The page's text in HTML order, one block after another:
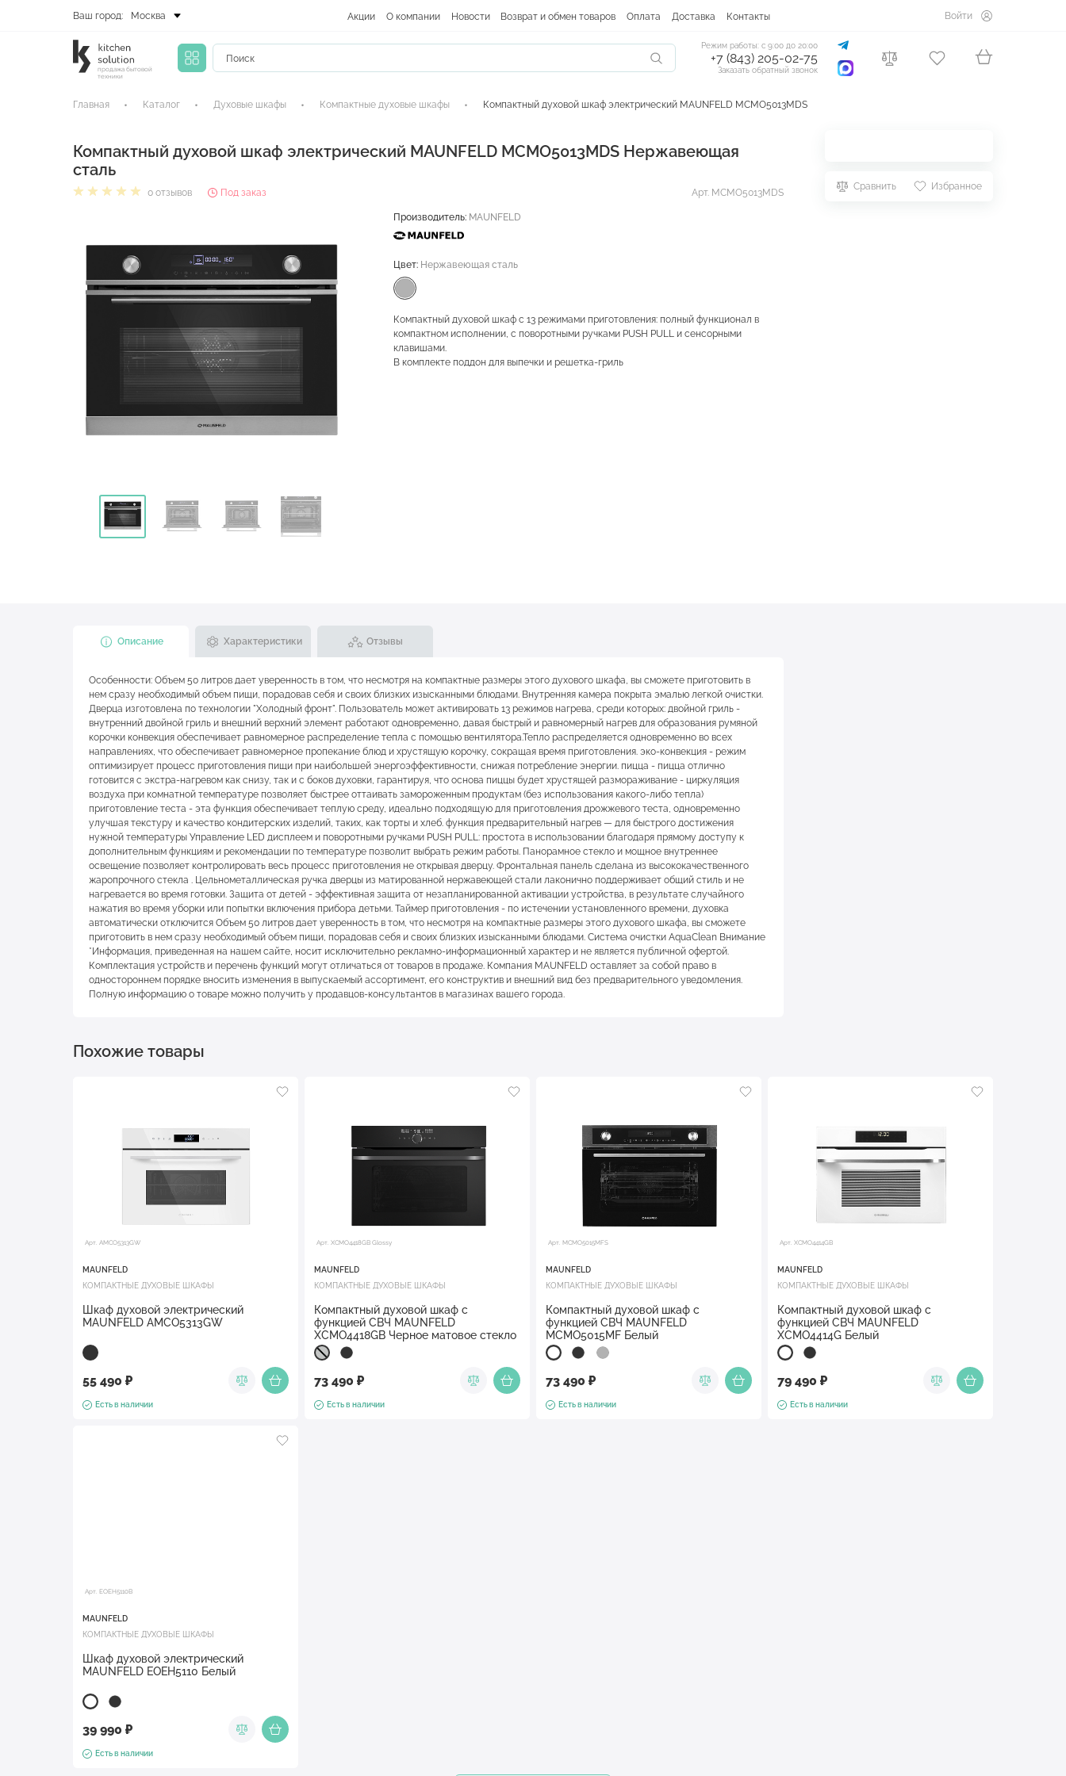
Ваш город: Москва Акции О компании Новости Возврат и обмен товаров Оплата Доставка Контакты Войти
продажа бытовой
техники
Режим работы: с 9:00 до 20:00
+7 (843) 205-02-75
Заказать обратный звонок
Главная Каталог Духовые шкафы Компактные духовые шкафы Компактный духовой шкаф электрический MAUNFELD MCMO5013MDS
Компактный духовой шкаф электрический MAUNFELD MCMO5013MDS Нержавеющая
сталь
0 отзывов Под заказ Арт. MCMO5013MDS
Сравнить Избранное
Производитель: MAUNFELD
Цвет: Нержавеющая сталь
Компактный духовой шкаф с 13 режимами приготовления: полный функционал в
компактном исполнении, с поворотными ручками PUSH PULL и сенсорными
клавишами.
В комплекте поддон для выпечки и решетка-гриль
Описание Характеристики Отзывы
Особенности: Объем 50 литров дает уверенность в том, что несмотря на компактные размеры этого духового шкафа, вы сможете приготовить в
нем сразу необходимый объем пищи, порадовав себя и своих близких изысканными блюдами. Внутренняя камера покрыта эмалью легкой очистки.
Дверца изготовлена по технологии "Холодный фронт". Пользователь может активировать 13 режимов нагрева, среди которых: двойной гриль -
внутренний двойной гриль и внешний верхний элемент работают одновременно, давая быстрый и равномерный нагрев для образования румяной
корочки конвекция обеспечивает равномерное распределение тепла с помощью вентилятора.Тепло распределяется одновременно во всех
направлениях, что обеспечивает равномерное пропекание блюд и хрустящую корочку, сокращая время приготовления. эко-конвекция - режим
оптимизирует процесс приготовления пищи при наибольшей энергоэффективности, снижая потребление энергии. пицца - пицца отлично
готовится с экстра-нагревом как снизу, так и с боков духовки, гарантируя, что основа пиццы будет хрустящей размораживание - циркуляция
воздуха при комнатной температуре позволяет быстрее оттаивать замороженным продуктам (без использования какого-либо тепла)
приготовление теста - эта функция обеспечивает теплую среду, идеально подходящую для приготовления дрожжевого теста, одновременно
улучшая текстуру и качество кондитерских изделий, таких, как торты и хлеб. функция предварительный нагрев — для быстрого достижения
нужной температуры Управление LED дисплеем и поворотными ручками PUSH PULL: простота в использовании благодаря прямому доступу к
дополнительным функциям и рекомендации по температуре позволит выбрать режим работы. Панорамное стекло и мощное внутреннее
освещение позволяет контролировать весь процесс приготовления не открывая дверцу. Фронтальная панель сделана из высококачественного
жаропрочного стекла . Цельнометаллическая ручка дверцы из матированной нержавеющей стали лаконично поддерживает общий стиль и не
нагревается во время готовки. Защита от детей - эффективная защита от незапланированной активации устройства, в результате случайного
нажатия во время уборки или попытки включения прибора детьми. Таймер приготовления - по истечении установленного времени, духовка
автоматически отключится Объем 50 литров дает уверенность в том, что несмотря на компактные размеры этого духового шкафа, вы сможете
приготовить в нем сразу необходимый объем пищи, порадовав себя и своих близких изысканными блюдами. Система очистки AquaClean Внимание
*Информация, приведенная на нашем сайте, носит исключительно рекламно-информационный характер и не является публичной офертой.
Комплектация устройств и перечень функций могут отличаться от товаров в продаже. Компания MAUNFELD оставляет за собой право в
одностороннем порядке вносить изменения в выпускаемый ассортимент, его конструктив и внешний вид без предварительного уведомления.
Полную информацию о товаре можно получить у продавцов-консультантов в магазинах вашего города.
Похожие товары
Арт. AMCO5313GW
MAUNFELD
КОМПАКТНЫЕ ДУХОВЫЕ ШКАФЫ
Шкаф духовой электрический
MAUNFELD AMCO5313GW
55 490 ₽
Есть в наличии
Арт. XCMO4418GB Glossy
MAUNFELD
КОМПАКТНЫЕ ДУХОВЫЕ ШКАФЫ
Компактный духовой шкаф с
функцией СВЧ MAUNFELD
XCMO4418GB Черное матовое стекло
73 490 ₽
Есть в наличии
Арт. MCMO5015MFS
MAUNFELD
КОМПАКТНЫЕ ДУХОВЫЕ ШКАФЫ
Компактный духовой шкаф с
функцией СВЧ MAUNFELD
MCMO5015MF Белый
73 490 ₽
Есть в наличии
Арт. XCMO4414GB
MAUNFELD
КОМПАКТНЫЕ ДУХОВЫЕ ШКАФЫ
Компактный духовой шкаф с
функцией СВЧ MAUNFELD
XCMO4414G Белый
79 490 ₽
Есть в наличии
Арт. EOEH5110B
MAUNFELD
КОМПАКТНЫЕ ДУХОВЫЕ ШКАФЫ
Шкаф духовой электрический
MAUNFELD EOEH5110 Белый
39 990 ₽
Есть в наличии